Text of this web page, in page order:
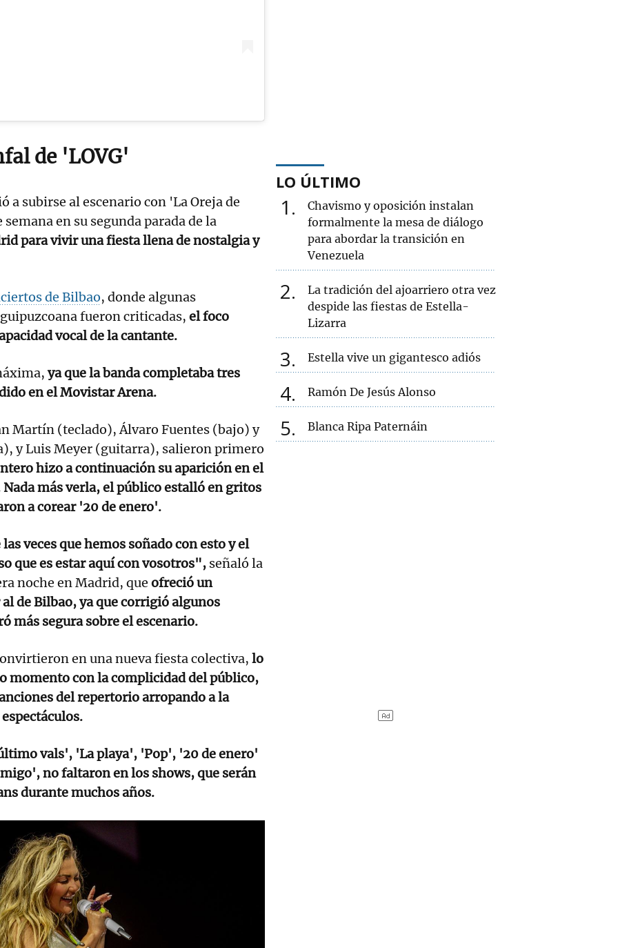
de 'LOVG'
a subirse al escenario con 'La Oreja de
en su segunda parada de la
para vivir una fiesta llena de nostalgia y
de Bilbao, donde algunas
fueron criticadas, el foco
vocal de la cantante.
ya que la banda completaba tres
en el Movistar Arena.
Martín (teclado), Álvaro Fuentes (bajo) y
y Luis Meyer (guitarra), salieron primero
hizo a continuación su aparición en el
más verla, el público estalló en gritos
a corear '20 de enero'.
veces que hemos soñado con esto y el
que es estar aquí con vosotros", señaló la
noche en Madrid, que ofreció un
de Bilbao, ya que corrigió algunos
más segura sobre el escenario.
en una nueva fiesta colectiva, lo
momento con la complicidad del público,
del repertorio arropando a la
vals', 'La playa', 'Pop', '20 de enero'
no faltaron en los shows, que serán
durante muchos años.
LO ÚLTIMO
1
Chavismo y oposición instalan
formalmente la mesa de diálogo
para abordar la transición en
Venezuela
2
La tradición del ajoarriero otra vez
despide las fiestas de Estella-
Lizarra
3 Estella vive un gigantesco adiós
4 Ramón De Jesús Alonso
5 Blanca Ripa Paternáin